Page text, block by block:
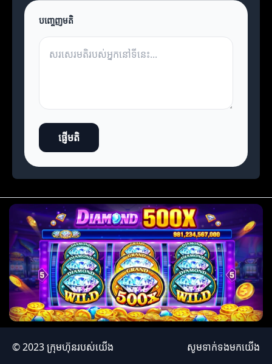
បញ្ចេញមតិ
ផ្ញើមតិ
© 2023 ក្រុមហ៊ុនរបស់យើង សូមទាក់ទងមកយើង